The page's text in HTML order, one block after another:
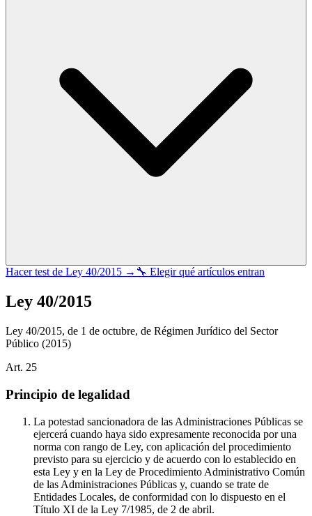
Hacer test de Ley 40/2015 → 🔧 Elegir qué artículos entran
Ley 40/2015
Ley 40/2015, de 1 de octubre, de Régimen Jurídico del Sector
Público (2015)
Art. 25
Principio de legalidad
La potestad sancionadora de las Administraciones Públicas se
ejercerá cuando haya sido expresamente reconocida por una
norma con rango de Ley, con aplicación del procedimiento
previsto para su ejercicio y de acuerdo con lo establecido en
esta Ley y en la Ley de Procedimiento Administrativo Común
de las Administraciones Públicas y, cuando se trate de
Entidades Locales, de conformidad con lo dispuesto en el
Título XI de la Ley 7/1985, de 2 de abril.